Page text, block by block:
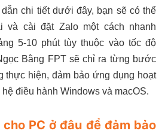
chi tiết dưới đây, bạn sẽ có thể
và cài đặt Zalo một cách nhanh
5-10 phút tùy thuộc vào tốc độ
Bằng FPT sẽ chỉ ra từng bước
thực hiện, đảm bảo ứng dụng hoạt
điều hành Windows và macOS.
cho PC ở đâu để đảm bảo